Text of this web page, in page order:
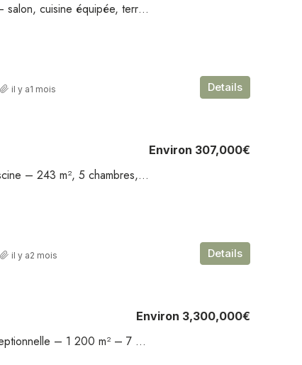
Appartement rénové – salon, cuisine équipée, terrasse – Hivernage
Details
il y a1 mois
Villa meublée avec piscine – 243 m², 5 chambres, 3 Sdb, double salon, terrasse, piscine – Route de Ouarzazate
Environ 307,000€
Details
il y a2 mois
Villa front de golf exceptionnelle – 1 200 m² – 7 chambres, triple salon, piscine, salle de sport – Al Maaden
Environ 3,300,000€